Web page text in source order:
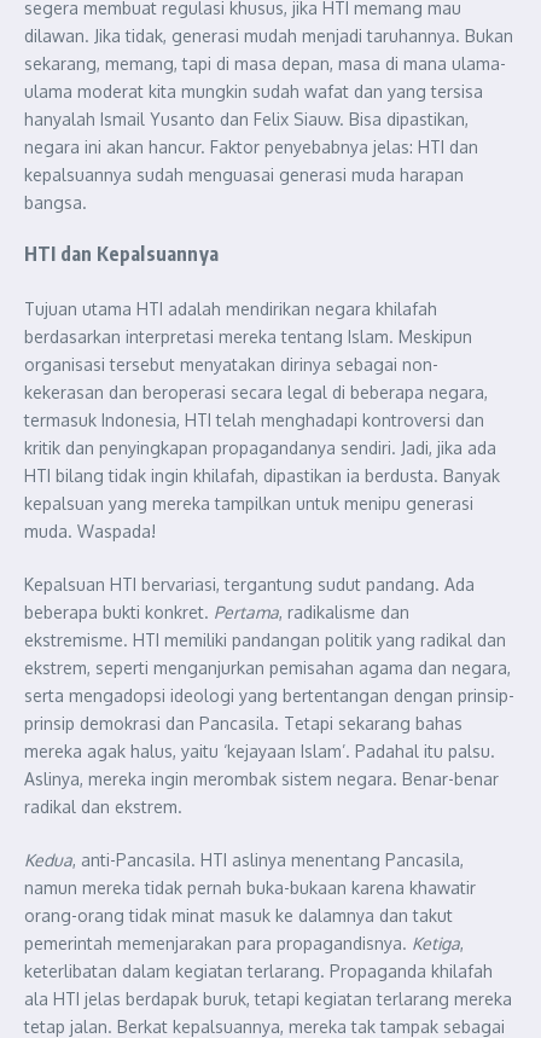
segera membuat regulasi khusus, jika HTI memang mau
dilawan. Jika tidak, generasi mudah menjadi taruhannya. Bukan
sekarang, memang, tapi di masa depan, masa di mana ulama-
ulama moderat kita mungkin sudah wafat dan yang tersisa
hanyalah Ismail Yusanto dan Felix Siauw. Bisa dipastikan,
negara ini akan hancur. Faktor penyebabnya jelas: HTI dan
kepalsuannya sudah menguasai generasi muda harapan
bangsa.
HTI dan Kepalsuannya
Tujuan utama HTI adalah mendirikan negara khilafah
berdasarkan interpretasi mereka tentang Islam. Meskipun
organisasi tersebut menyatakan dirinya sebagai non-
kekerasan dan beroperasi secara legal di beberapa negara,
termasuk Indonesia, HTI telah menghadapi kontroversi dan
kritik dan penyingkapan propagandanya sendiri. Jadi, jika ada
HTI bilang tidak ingin khilafah, dipastikan ia berdusta. Banyak
kepalsuan yang mereka tampilkan untuk menipu generasi
muda. Waspada!
Kepalsuan HTI bervariasi, tergantung sudut pandang. Ada
beberapa bukti konkret. Pertama, radikalisme dan
ekstremisme. HTI memiliki pandangan politik yang radikal dan
ekstrem, seperti menganjurkan pemisahan agama dan negara,
serta mengadopsi ideologi yang bertentangan dengan prinsip-
prinsip demokrasi dan Pancasila. Tetapi sekarang bahas
mereka agak halus, yaitu ‘kejayaan Islam’. Padahal itu palsu.
Aslinya, mereka ingin merombak sistem negara. Benar-benar
radikal dan ekstrem.
Kedua, anti-Pancasila. HTI aslinya menentang Pancasila,
namun mereka tidak pernah buka-bukaan karena khawatir
orang-orang tidak minat masuk ke dalamnya dan takut
pemerintah memenjarakan para propagandisnya. Ketiga,
keterlibatan dalam kegiatan terlarang. Propaganda khilafah
ala HTI jelas berdapak buruk, tetapi kegiatan terlarang mereka
tetap jalan. Berkat kepalsuannya, mereka tak tampak sebagai